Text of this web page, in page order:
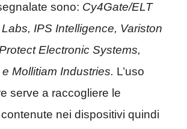
sono: Cy4Gate/ELT
IPS Intelligence, Variston
Electronic Systems,
Mollitiam Industries. L’uso
serve a raccogliere le
nei dispositivi quindi